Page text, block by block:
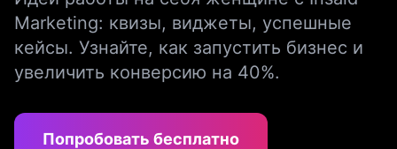
Marketing: квизы, виджеты, успешные
кейсы. Узнайте, как запустить бизнес и
увеличить конверсию на 40%.
Попробовать бесплатно